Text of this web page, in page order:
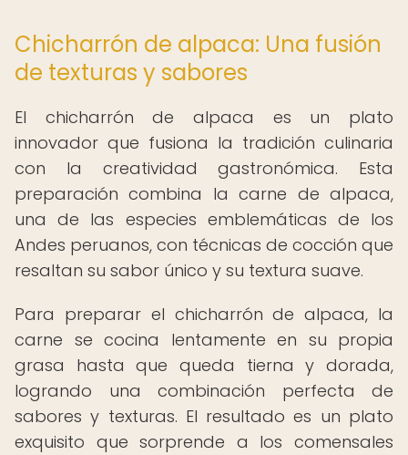
Chicharrón de alpaca: Una fusión
de texturas y sabores
El chicharrón de alpaca es un plato
innovador que fusiona la tradición culinaria
con la creatividad gastronómica. Esta
preparación combina la carne de alpaca,
una de las especies emblemáticas de los
Andes peruanos, con técnicas de cocción que
resaltan su sabor único y su textura suave.
Para preparar el chicharrón de alpaca, la
carne se cocina lentamente en su propia
grasa hasta que queda tierna y dorada,
logrando una combinación perfecta de
sabores y texturas. El resultado es un plato
exquisito que sorprende a los comensales